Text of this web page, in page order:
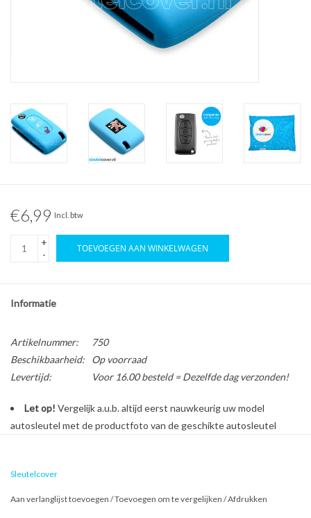
€6,99 Incl. btw
+
-
TOEVOEGEN AAN WINKELWAGEN
Informatie
Artikelnummer:
750
Beschikbaarheid:
Op voorraad
Levertijd:
Voor 16.00 besteld = Dezelfde dag verzonden!
Let op! Vergelijk a.u.b. altijd eerst nauwkeurig uw model
autosleutel met de productfoto van de geschikte autosleutel
Sleutelcover
Aan verlanglijst toevoegen /Toevoegen om te vergelijken /Afdrukken